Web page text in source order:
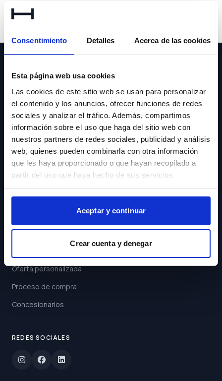
Consentimiento Detalles Acerca de las cookies
Esta página web usa cookies
Las cookies de este sitio web se usan para personalizar
el contenido y los anuncios, ofrecer funciones de redes
sociales y analizar el tráfico. Además, compartimos
información sobre el uso que haga del sitio web con
nuestros partners de redes sociales, publicidad y análisis
web, quienes pueden combinarla con otra información
que les haya proporcionado o que hayan recopilado a
partir del uso que haya hecho de sus servicios.
Aceptar y continuar
Crear cuenta y denegar
NEWSLETTER
Suscríbete y recibe las últimas novedades y ofertas.
Acepto los
Términos y
Condiciones
Suscribirse
ENLACES
Oferta personalizada
Proceso de compra
Concesionarios
REDES SOCIALES